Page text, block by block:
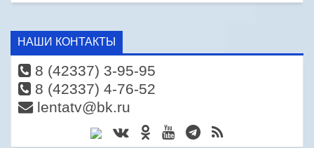
НАШИ КОНТАКТЫ
8 (42337) 3-95-95
8 (42337) 4-76-52
lentatv@bk.ru